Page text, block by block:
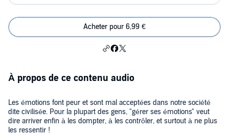
Acheter pour 6,99 €
À propos de ce contenu audio
Les émotions font peur et sont mal acceptées dans notre société
dite civilisée. Pour la plupart des gens, "gérer ses émotions" veut
dire arriver enfin à les dompter, à les contrôler, et surtout à ne plus
les ressentir !